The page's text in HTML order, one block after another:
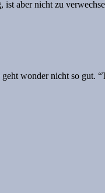
aber nicht zu
wonder nicht so gut.